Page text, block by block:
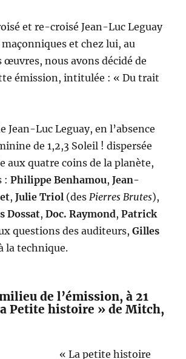
et re-croisé Jean-Luc Leguay
et chez lui, au
œuvres, nous avons décidé de
émission, intitulée : « Du trait
Jean-Luc Leguay, en l’absence
de 1,2,3 Soleil ! dispersée
aux quatre coins de la planète,
:Philippe Benhamou,Jean-
,Julie Triol (desPierres Brutes),
Dossat,Doc. Raymond,Patrick
questions des auditeurs,Gilles
la technique.
de l’émission, à 21
Petite histoire » de Mitch,
« La petite histoire